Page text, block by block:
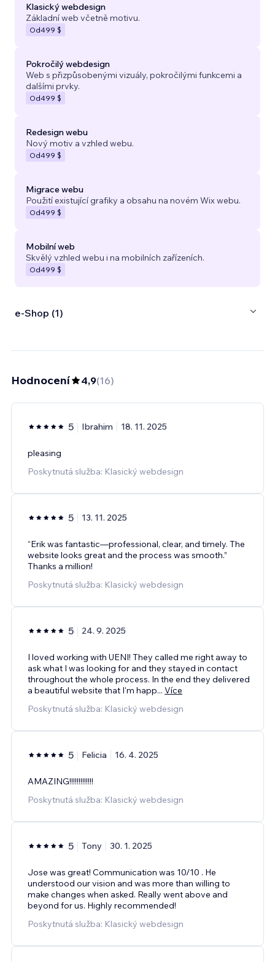
Klasický webdesign
Základní web včetně motivu.
Od499 $
Pokročilý webdesign
Web s přizpůsobenými vizuály, pokročilými funkcemi a
dalšími prvky.
Od499 $
Redesign webu
Nový motiv a vzhled webu.
Od499 $
Migrace webu
Použití existující grafiky a obsahu na novém Wix webu.
Od499 $
Mobilní web
Skvělý vzhled webu i na mobilních zařízeních.
Od499 $
e‑Shop (1)
Hodnocení 4,9(16)
5 Ibrahim 18. 11. 2025
pleasing
Poskytnutá služba: Klasický webdesign
5 13. 11. 2025
“Erik was fantastic—professional, clear, and timely. The
website looks great and the process was smooth.”
Thanks a million!
Poskytnutá služba: Klasický webdesign
5 24. 9. 2025
I loved working with UENI! They called me right away to
ask what I was looking for and they stayed in contact
throughout the whole process. In the end they delivered
a beautiful website that I'm happ... Více
Poskytnutá služba: Klasický webdesign
5 Felicia 16. 4. 2025
AMAZING!!!!!!!!!!!!!
Poskytnutá služba: Klasický webdesign
5 Tony 30. 1. 2025
Jose was great! Communication was 10/10 . He
understood our vision and was more than willing to
make changes when asked. Really went above and
beyond for us. Highly recommended!
Poskytnutá služba: Klasický webdesign